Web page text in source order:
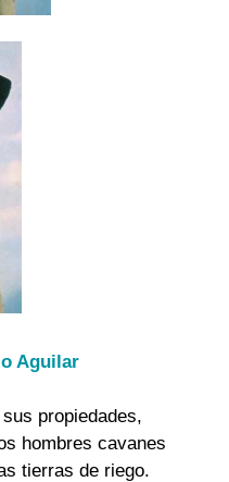
Aguilar
propiedades,
hombres cavanes
tierras de riego.